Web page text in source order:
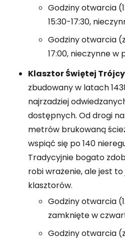
Godziny otwarcia
15:30-17:30,
Godziny otwarcia
17:00, nieczynne w
Klasztor Świętej
zbudowany w latach
najrzadziej
dostępnych. Od drogi
metrów brukowaną
wspiąć się po 140
Tradycyjnie bogato
robi wrażenie, ale jest
klasztorów.
Godziny otwarcia
zamknięte w
Godziny otwarcia